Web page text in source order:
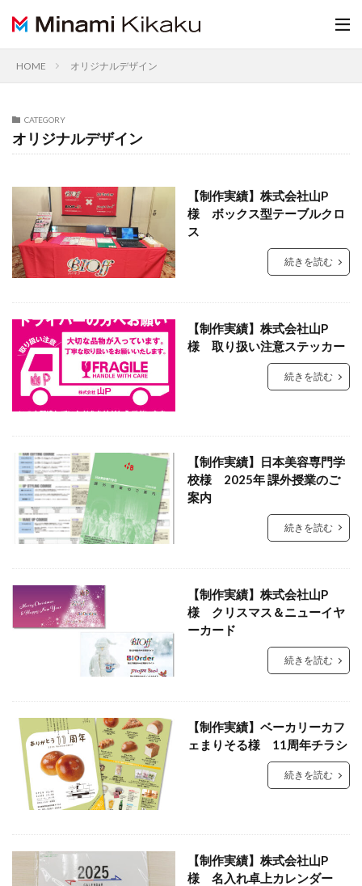
HOME オリジナルデザイン
CATEGORY
オリジナルデザイン
【制作実績】株式会社山P
様 ボックス型テーブルクロ
ス
続きを読む
【制作実績】株式会社山P
様 取り扱い注意ステッカー
続きを読む
【制作実績】日本美容専門学
校様 2025年 課外授業のご
案内
続きを読む
【制作実績】株式会社山P
様 クリスマス＆ニューイヤ
ーカード
続きを読む
【制作実績】ベーカリーカフ
ェまりそる様 11周年チラシ
続きを読む
【制作実績】株式会社山P
様 名入れ卓上カレンダー